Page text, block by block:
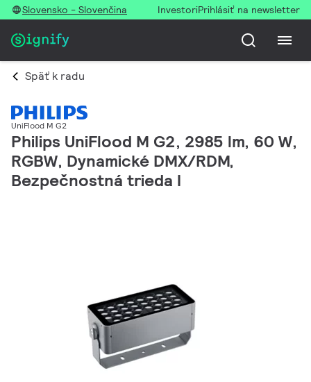
Slovensko - Slovenčina InvestoriPrihlásiť na newsletter
Späť k radu
UniFlood M G2
Philips UniFlood M G2, 2985 lm, 60 W,
RGBW, Dynamické DMX/RDM,
Bezpečnostná trieda I